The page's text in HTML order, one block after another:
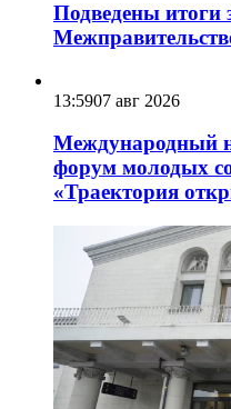
Подведены итоги
13:5907 авг 2026
Международный
форум молодых
«Траектория